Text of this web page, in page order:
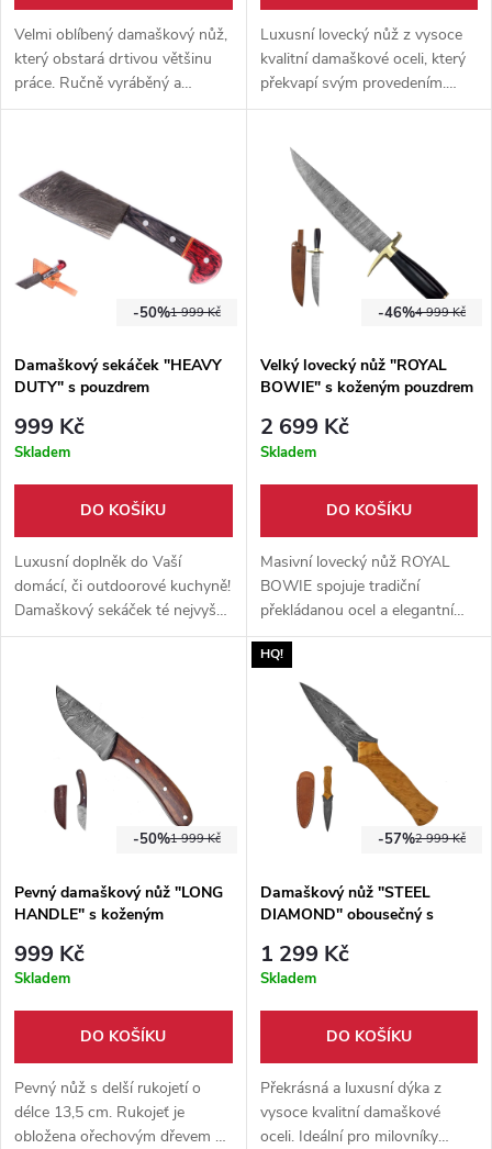
Velmi oblíbený damaškový nůž,
který obstará drtivou většinu
práce. Ručně vyráběný a
vysoce kvalitní. Dodáván s
Luxusní lovecký nůž z vysoce
kvalitní damaškové oceli, který
překvapí svým provedením.
Dodáván společně s ručně
1 999 Kč
-50%
Damaškový sekáček "HEAVY
DUTY" s pouzdrem
999 Kč
Skladem
DO KOŠÍKU
Luxusní doplněk do Vaší
domácí, či outdoorové kuchyně!
Damaškový sekáček té nejvyšší
kvality. Dodáván společně s
4 999 Kč
-46%
Velký lovecký nůž "ROYAL
BOWIE" s koženým pouzdrem
2 699 Kč
Skladem
DO KOŠÍKU
Masivní lovecký nůž ROYAL
BOWIE spojuje tradiční
překládanou ocel a elegantní
přírodní materiály. Vyniká
výraznou ostrou čepelí z
překládané oceli 1095/15N20 a
rukojetí z býčího rohu
doplněnou mosaznými prvky.
1 999 Kč
-50%
Pevný damaškový nůž "LONG
HANDLE" s koženým
999 Kč
Skladem
DO KOŠÍKU
Pevný nůž s delší rukojetí o
délce 13,5 cm. Rukojeť je
obložena ořechovým dřevem a
HQ!
2 999 Kč
-57%
Damaškový nůž "STEEL
DIAMOND" obousečný s
1 299 Kč
Skladem
DO KOŠÍKU
Překrásná a luxusní dýka z
vysoce kvalitní damaškové
oceli. Ideální pro milovníky